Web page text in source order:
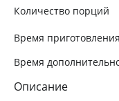
Количество порций
Время
Время
Описание